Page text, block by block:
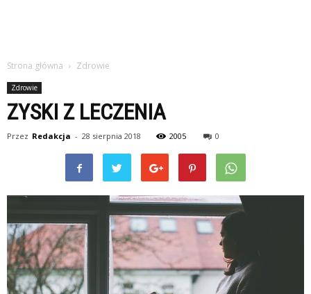
Strona główna Zdrowie
Zdrowie
ZYSKI Z LECZENIA
Przez Redakcja - 28 sierpnia 2018 2005 0